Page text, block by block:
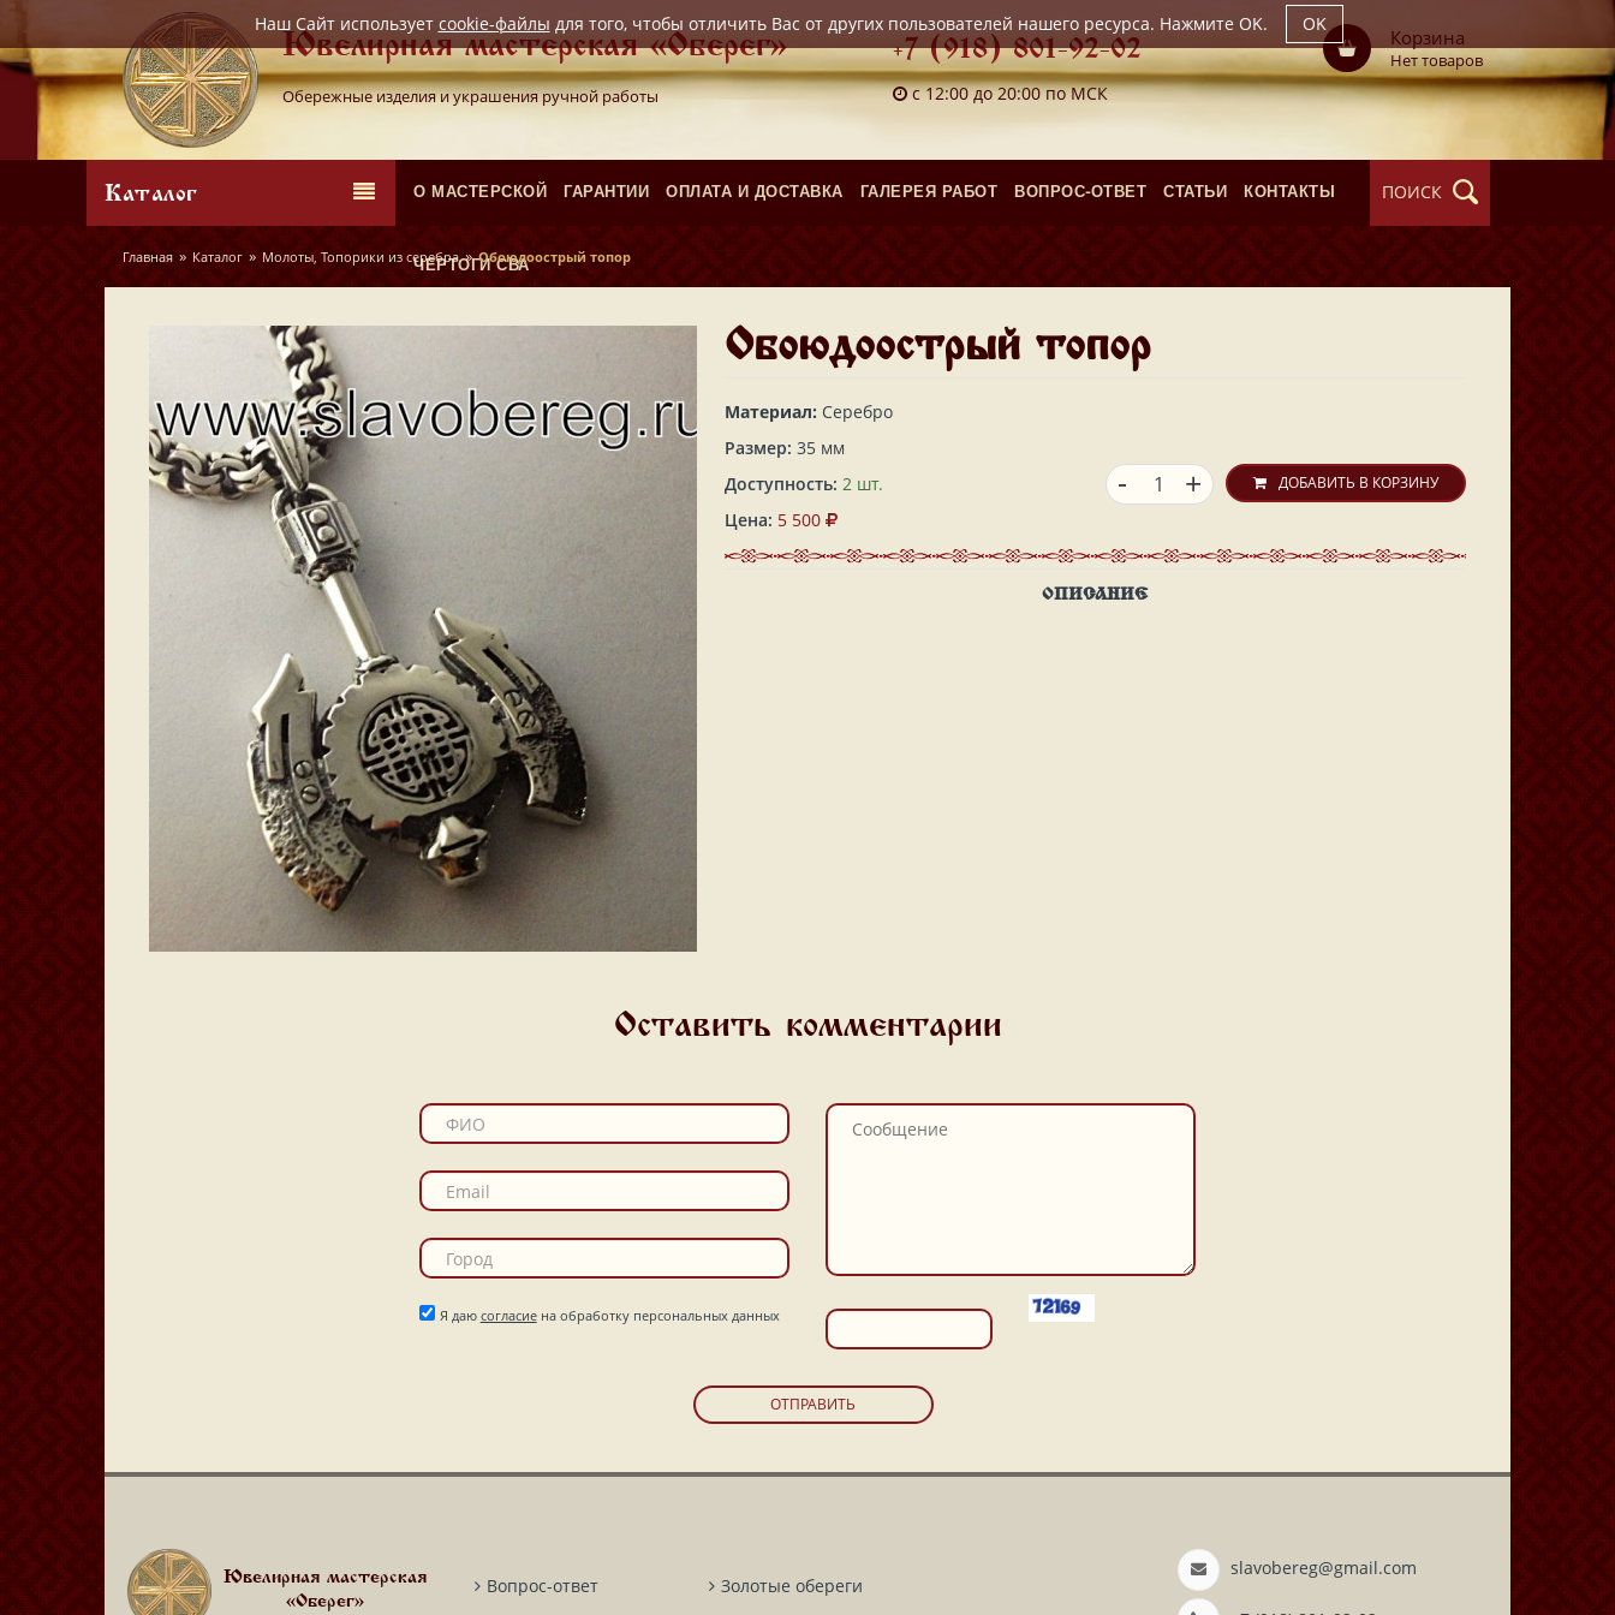
Ювелирная мастерская «Оберег»
Обережные изделия и украшения ручной работы
+7 (918) 801-92-02
с 12:00 до 20:00 по МСК
Корзина
Нет товаров
Каталог О МАСТЕРСКОЙ ГАРАНТИИ ОПЛАТА И ДОСТАВКА ГАЛЕРЕЯ РАБОТ ВОПРОС-ОТВЕТ СТАТЬИ КОНТАКТЫ
ЧЕРТОГИ СВА
ПОИСК
Главная » Каталог » Молоты, Топорики из серебра » Обоюдоострый топор
Обоюдоострый топор
Материал: Серебро
Размер: 35 мм
Доступность: 2 шт.
Цена: 5 500
+
- ДОБАВИТЬ В КОРЗИНУ
ОПИСАНИЕ
Оставить комментарии
Я даю согласиена обработку персональных данных
ОТПРАВИТЬ
Ювелирная мастерская
«Оберег»
Вопрос-ответ
Золотые обереги
slavobereg@gmail.com
Наш Сайт использует cookie-файлы для того, чтобы отличить Вас от других пользователей нашего ресурса. Нажмите OK. OK